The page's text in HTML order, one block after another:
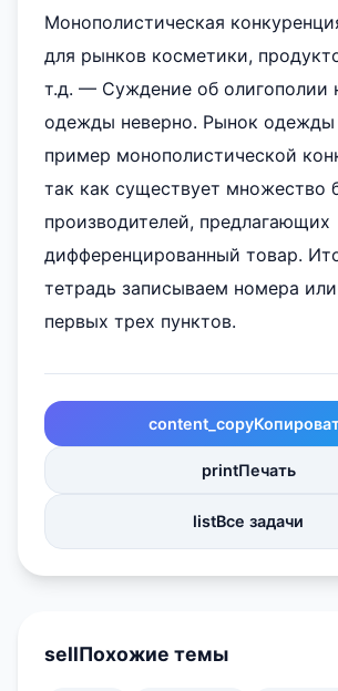
Монополистическая
для рынков косметики,
т.д. — Суждение об олигополии
одежды неверно. Рынок
пример монополистической
так как существует множество
производителей, предлагающих
дифференцированный товар.
тетрадь записываем номера
первых трех пунктов.
content_copy
printПечать
listВсе задачи
sellПохожие темы